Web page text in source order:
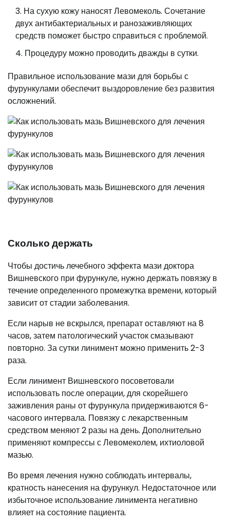
На сухую кожу наносят Левомеколь. Сочетание
двух антибактериальных и ранозаживляющих
средств поможет быстро справиться с проблемой.
Процедуру можно проводить дважды в сутки.
Правильное использование мази для борьбы с
фурункулами обеспечит выздоровление без развития
осложнений.
Сколько держать
Чтобы достичь лечебного эффекта мази доктора
Вишневского при фурункуле, нужно держать повязку в
течение определенного промежутка времени, который
зависит от стадии заболевания.
Если нарыв не вскрылся, препарат оставляют на 8
часов, затем патологический участок смазывают
повторно. За сутки линимент можно применить 2-3
раза.
Если линимент Вишневского посоветовали
использовать после операции, для скорейшего
заживления раны от фурункула придерживаются 6-
часового интервала. Повязку с лекарственным
средством меняют 2 разы на день. Дополнительно
применяют компрессы с Левомеколем, ихтиоловой
мазью.
Во время лечения нужно соблюдать интервалы,
кратность нанесения на фурункул. Недостаточное или
избыточное использование линимента негативно
влияет на состояние пациента.